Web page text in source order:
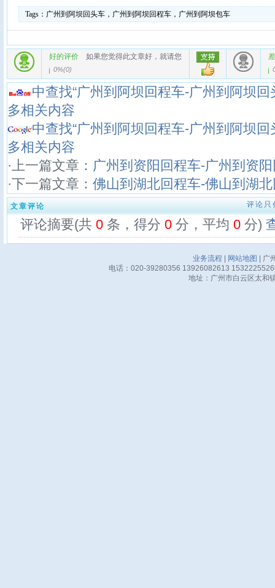
Tags： 广州到阿坝回头车，广州到阿坝回程车，广州到阿坝包车
好的评价 如果您觉得此文章好，就请您
0%(0)
中查找“广州到阿坝回程车-广州到阿坝
多相关内容
中查找“广州到阿坝回程车-广州到阿坝
多相关内容
·上一篇文章： 广州到资阳回程车-广州到资
·下一篇文章： 佛山到湖北回程车-佛山到湖
文章评论 评论只
评论摘要(共 0 条，得分 0 分，平均 0 分)
业务流程 网站地图
| 广
电话：020-39280356 13926082613
地址：广州市白云区太和